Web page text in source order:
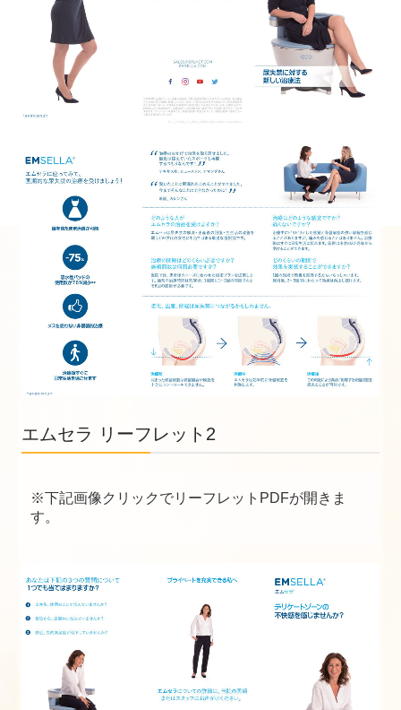
エムセラ リーフレット2
※下記画像クリックでリーフレットPDFが開きま
す。